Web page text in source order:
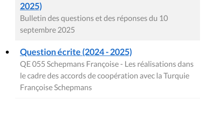
2025)
Bulletin des questions et des réponses du 10
septembre 2025
Question écrite (2024 - 2025)
QE 055 Schepmans Françoise - Les réalisations dans
le cadre des accords de coopération avec la Turquie
Françoise Schepmans